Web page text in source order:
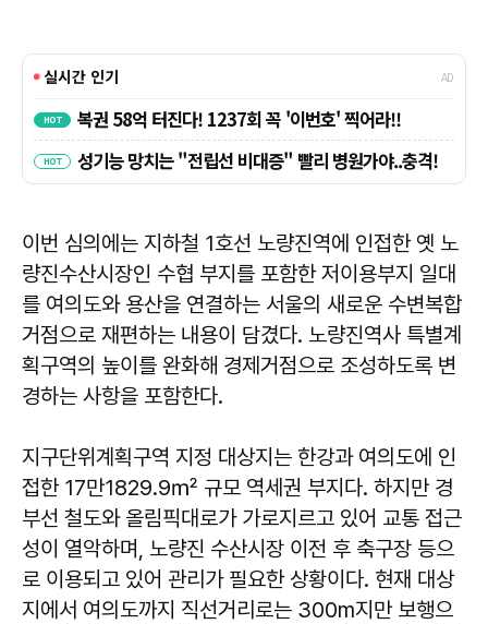
이번 심의에는 지하철 1호선 노량진역에 인접한 옛 노
량진수산시장인 수협 부지를 포함한 저이용부지 일대
를 여의도와 용산을 연결하는 서울의 새로운 수변복합
거점으로 재편하는 내용이 담겼다. 노량진역사 특별계
획구역의 높이를 완화해 경제거점으로 조성하도록 변
경하는 사항을 포함한다.
지구단위계획구역 지정 대상지는 한강과 여의도에 인
접한 17만1829.9㎡ 규모 역세권 부지다. 하지만 경
부선 철도와 올림픽대로가 가로지르고 있어 교통 접근
성이 열악하며, 노량진 수산시장 이전 후 축구장 등으
로 이용되고 있어 관리가 필요한 상황이다. 현재 대상
지에서 여의도까지 직선거리로는 300m지만 보행으